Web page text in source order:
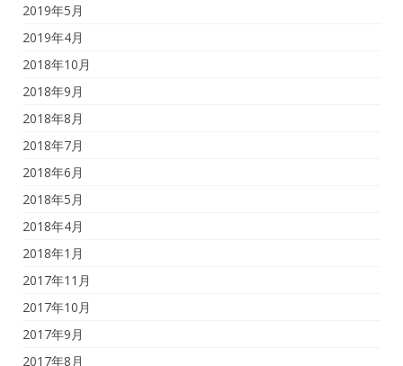
2019年5月
2019年4月
2018年10月
2018年9月
2018年8月
2018年7月
2018年6月
2018年5月
2018年4月
2018年1月
2017年11月
2017年10月
2017年9月
2017年8月